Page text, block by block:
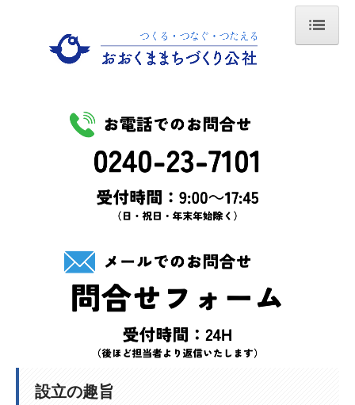
Home
法人概要
代表理事あいさつ
不動産利活用支援事業とは？
不動産登録を希望
登録不動産一覧
設立の趣旨